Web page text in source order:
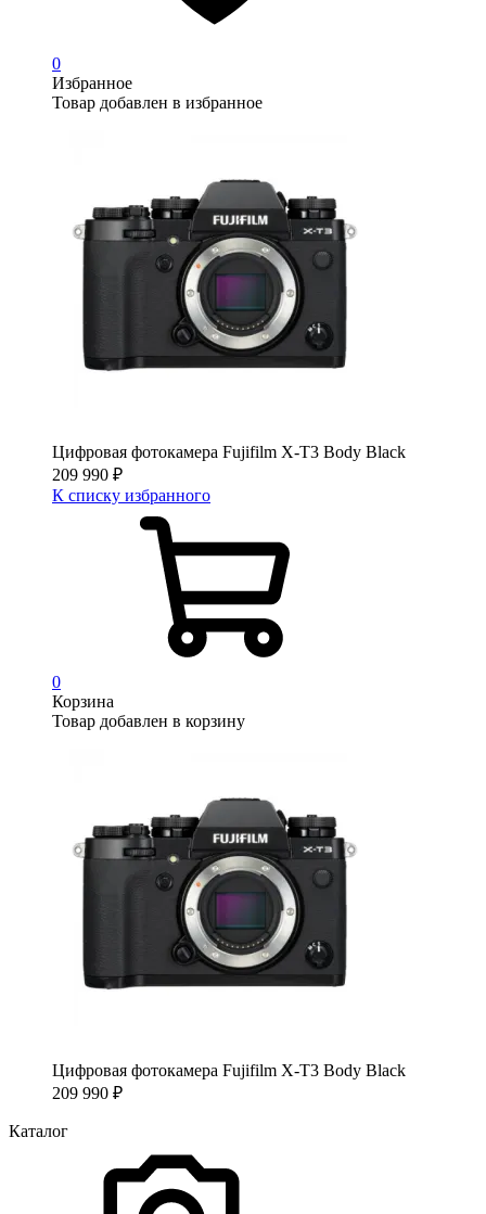
0
Избранное
Товар добавлен в избранное
Цифровая фотокамера Fujifilm X-T3 Body Black
209 990 ₽
К списку избранного
0
Корзина
Товар добавлен в корзину
Цифровая фотокамера Fujifilm X-T3 Body Black
209 990 ₽
Каталог